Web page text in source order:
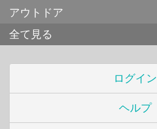
アウトドア
全て見る
ログイン
ヘルプ